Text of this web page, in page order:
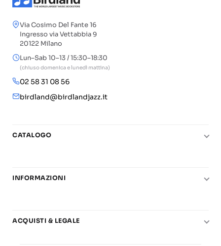
Via Cosimo Del Fante 16
Ingresso via Vettabbia 9
20122 Milano
Lun–Sab 10–13 / 15:30–18:30
(chiuso domenica e lunedì mattina)
02 58 31 08 56
birdland@birdlandjazz.it
CATALOGO
Chitarra
Basi play-along
INFORMAZIONI
Carta del Docente
ACQUISTI & LEGALE